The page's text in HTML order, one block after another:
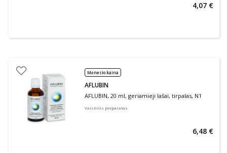
4,07 €
Mėnesio kaina
AFLUBIN
AFLUBIN, 20 ml, geriamieji lašai, tirpalas, N1
Vaistinis preparatas
6,48 €